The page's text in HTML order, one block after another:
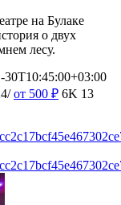
на Булаке
о двух
лесу.
30T10:45:00+03:00
от 500 ₽ 6K 13